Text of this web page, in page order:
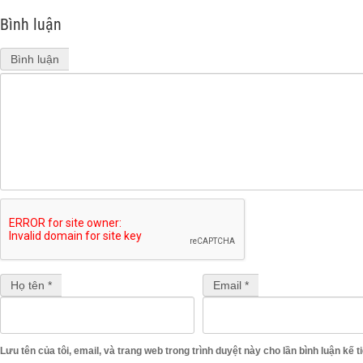
Bình luận
Bình luận
Họ tên * Email *
Lưu tên của tôi, email, và trang web trong trình duyệt này cho lần bình luận kế